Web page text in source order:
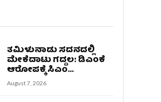
ತಮಿಳುನಾಡು ಸದನದಲ್ಲಿ
ಮೇಕೆದಾಟು ಗದ್ದಲ: ಡಿಎಂಕೆ
ಆರೋಪಕ್ಕೆ ಸಿಎಂ...
August 7, 2026